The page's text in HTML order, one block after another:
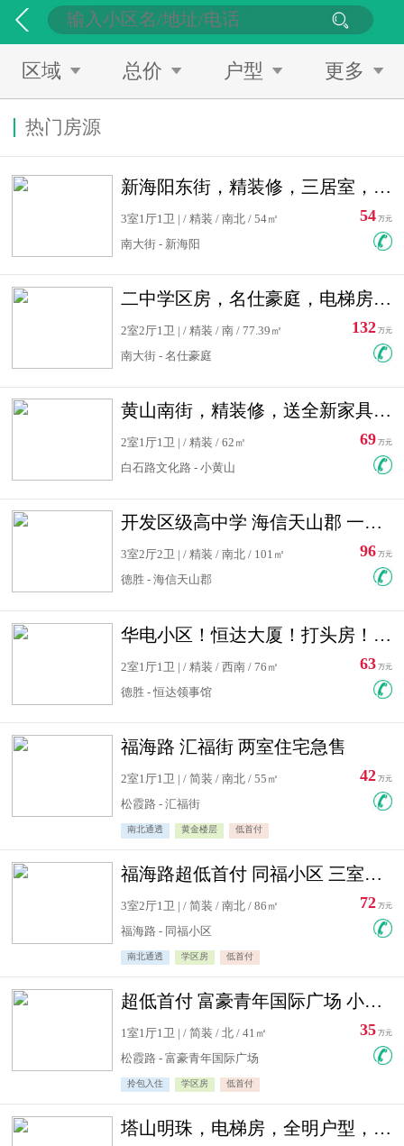
区域 总价 户型 更多
热门房源
新海阳东街，精装修，三居室，南北通透，拎包入住，单价低
3室1厅1卫 | / 精装 / 南北 / 54㎡
南大街 - 新海阳
54 万元
二中学区房，名仕豪庭，电梯房，双南卧室，单价低，急售
2室2厅1卫 | / 精装 / 南 / 77.39㎡
南大街 - 名仕豪庭
132 万元
黄山南街，精装修，送全新家具，看房有钥匙，实用面积大
2室1厅1卫 | / 精装 / 62㎡
白石路文化路 - 小黄山
69 万元
开发区级高中学 海信天山郡 一手合同没有税！ 送车位
3室2厅2卫 | / 精装 / 南北 / 101㎡
德胜 - 海信天山郡
96 万元
华电小区！恒达大厦！打头房！精装修！可低首付！随时看房！
2室1厅1卫 | / 精装 / 西南 / 76㎡
德胜 - 恒达领事馆
63 万元
福海路 汇福街 两室住宅急售
2室1厅1卫 | / 简装 / 南北 / 55㎡
松霞路 - 汇福街
南北通透 黄金楼层 低首付
42 万元
福海路超低首付 同福小区 三室住宅急售
3室2厅1卫 | / 简装 / 南北 / 86㎡
福海路 - 同福小区
南北通透 学区房 低首付
72 万元
超低首付 富豪青年国际广场 小高层住宅急售
1室1厅1卫 | / 简装 / 北 / 41㎡
松霞路 - 富豪青年国际广场
拎包入住 学区房 低首付
35 万元
塔山明珠，电梯房，全明户型，视野好，毛坯房，看房有钥匙